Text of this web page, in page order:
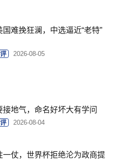
难挽狂澜，中选逼近“老特”
2026-08-05
接地气，命名好坏大有学问
2026-08-04
一仗，世界杯拒绝沦为政商提